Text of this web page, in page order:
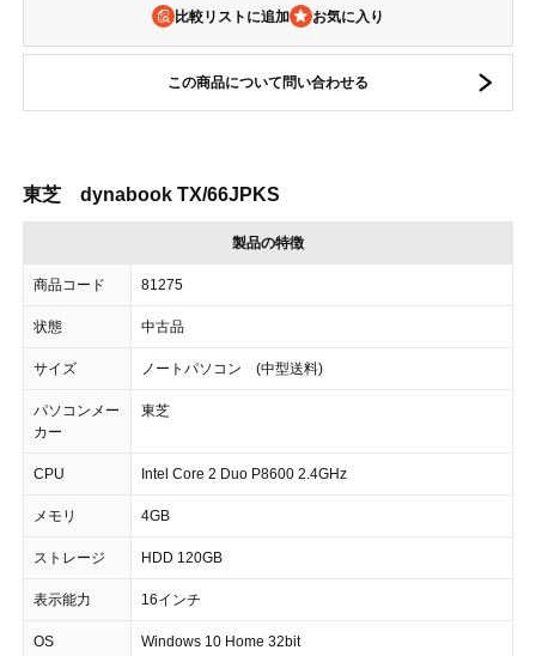
比較リストに追加
この商品について問い合わせる
東芝 dynabook TX/66JPKS
製品の特徴
商品コード 81275
状態 中古品
サイズ ノートパソコン (中型送料)
パソコンメー
カー
東芝
CPU Intel Core 2 Duo P8600 2.4GHz
メモリ 4GB
ストレージ HDD 120GB
表示能力 16インチ
OS Windows 10 Home 32bit